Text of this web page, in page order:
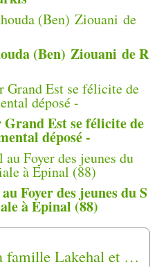
(Ben) Ziouani de R
Est se félicite de
déposé -
Foyer des jeunes du S
à Epinal (88)
Données concernant la famille Lakehal et le camp des Harkis commune de Gonfaron (83)